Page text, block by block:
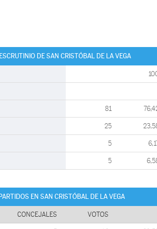
DE SAN CRISTÓBAL DE LA VEGA
81
25
5
5
EN SAN CRISTÓBAL DE LA VEGA
CONCEJALES VOTOS